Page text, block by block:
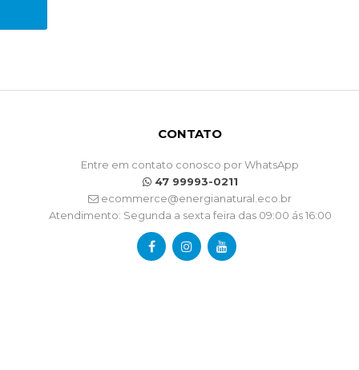
CONTATO
Entre em contato conosco por WhatsApp
47 99993-0211
ecommerce@energianatural.eco.br
Atendimento: Segunda a sexta feira das 09:00 ás 16:00